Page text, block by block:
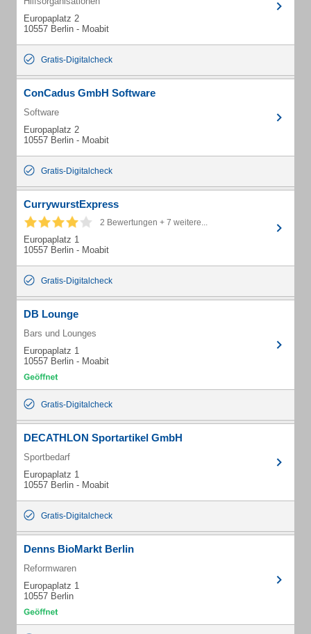
Europaplatz 2
10557 Berlin - Moabit
Gratis-Digitalcheck
ConCadus GmbH Software
Software
Europaplatz 2
10557 Berlin - Moabit
Gratis-Digitalcheck
CurrywurstExpress
2 Bewertungen + 7 weitere...
Europaplatz 1
10557 Berlin - Moabit
Gratis-Digitalcheck
DB Lounge
Bars und Lounges
Europaplatz 1
10557 Berlin - Moabit
Gratis-Digitalcheck
DECATHLON Sportartikel GmbH
Sportbedarf
Europaplatz 1
10557 Berlin - Moabit
Gratis-Digitalcheck
Denns BioMarkt Berlin
Reformwaren
Europaplatz 1
10557 Berlin